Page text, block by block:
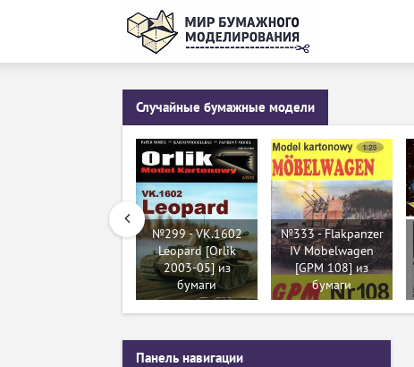
Случайные бумажные модели
№299 - VK.1602
Leopard [Orlik
2003-05] из
бумаги
№333 - Flakpanzer
IV Mobelwagen
[GPM 108] из
бумаги
Панель навигации